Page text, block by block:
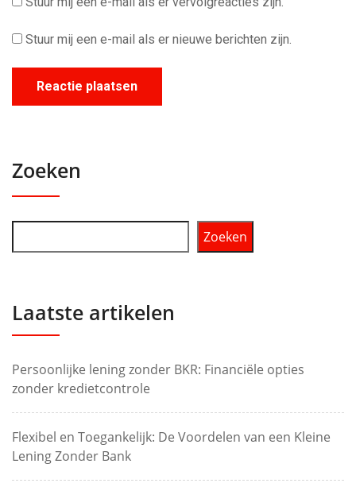
Stuur mij een e-mail als er nieuwe berichten zijn.
Zoeken
Zoeken
Laatste artikelen
Persoonlijke lening zonder BKR: Financiële opties
zonder kredietcontrole
Flexibel en Toegankelijk: De Voordelen van een Kleine
Lening Zonder Bank